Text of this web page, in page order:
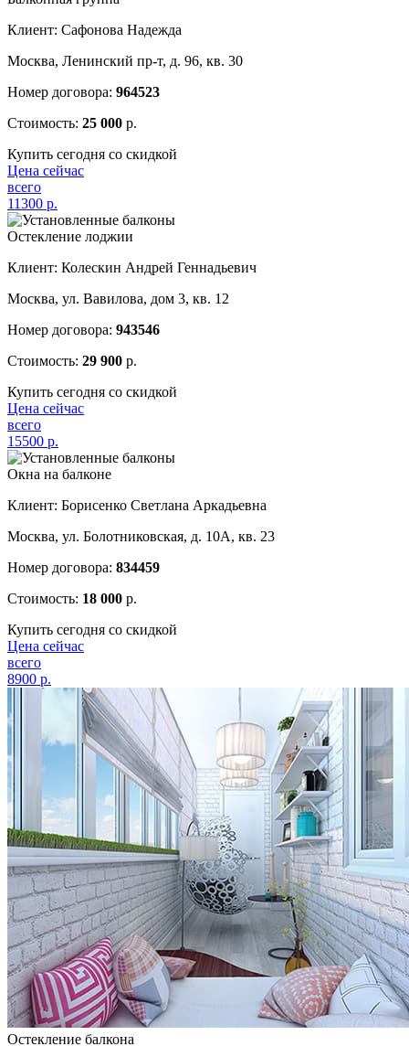
Клиент: Сафонова Надежда
Москва, Ленинский пр-т, д. 96, кв. 30
Номер договора: 964523
Стоимость: 25 000 р.
Купить сегодня со скидкой
Цена сейчас
всего
11300 р.
Остекление лоджии
Клиент: Колескин Андрей Геннадьевич
Москва, ул. Вавилова, дом 3, кв. 12
Номер договора: 943546
Стоимость: 29 900 р.
Купить сегодня со скидкой
Цена сейчас
всего
15500 р.
Окна на балконе
Клиент: Борисенко Светлана Аркадьевна
Москва, ул. Болотниковская, д. 10А, кв. 23
Номер договора: 834459
Стоимость: 18 000 р.
Купить сегодня со скидкой
Цена сейчас
всего
8900 р.
Остекление балкона